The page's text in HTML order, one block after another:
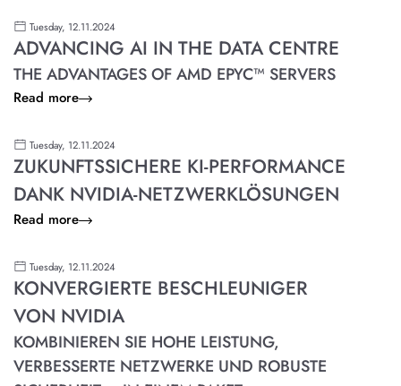
Tuesday, 12.11.2024
ADVANCING AI IN THE DATA CENTRE
THE ADVANTAGES OF AMD EPYC™ SERVERS
Read more
Tuesday, 12.11.2024
ZUKUNFTSSICHERE KI-PERFORMANCE
DANK NVIDIA-NETZWERKLÖSUNGEN
Read more
Tuesday, 12.11.2024
KONVERGIERTE BESCHLEUNIGER
VON NVIDIA
KOMBINIEREN SIE HOHE LEISTUNG,
VERBESSERTE NETZWERKE UND ROBUSTE